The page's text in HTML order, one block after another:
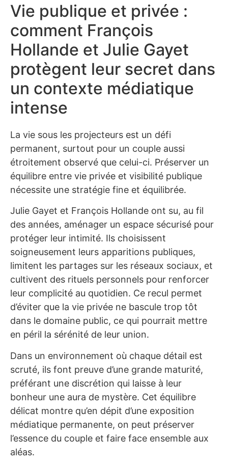
Vie publique et privée :
comment François
Hollande et Julie Gayet
protègent leur secret dans
un contexte médiatique
intense
La vie sous les projecteurs est un défi
permanent, surtout pour un couple aussi
étroitement observé que celui-ci. Préserver un
équilibre entre vie privée et visibilité publique
nécessite une stratégie fine et équilibrée.
Julie Gayet et François Hollande ont su, au fil
des années, aménager un espace sécurisé pour
protéger leur intimité. Ils choisissent
soigneusement leurs apparitions publiques,
limitent les partages sur les réseaux sociaux, et
cultivent des rituels personnels pour renforcer
leur complicité au quotidien. Ce recul permet
d’éviter que la vie privée ne bascule trop tôt
dans le domaine public, ce qui pourrait mettre
en péril la sérénité de leur union.
Dans un environnement où chaque détail est
scruté, ils font preuve d’une grande maturité,
préférant une discrétion qui laisse à leur
bonheur une aura de mystère. Cet équilibre
délicat montre qu’en dépit d’une exposition
médiatique permanente, on peut préserver
l’essence du couple et faire face ensemble aux
aléas.